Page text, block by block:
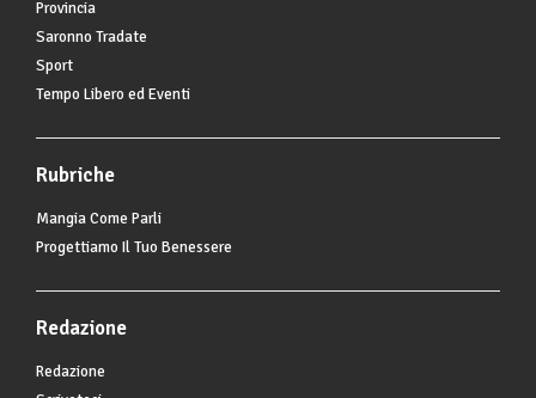
Provincia
Saronno Tradate
Sport
Tempo Libero ed Eventi
Rubriche
Mangia Come Parli
Progettiamo Il Tuo Benessere
Redazione
Redazione